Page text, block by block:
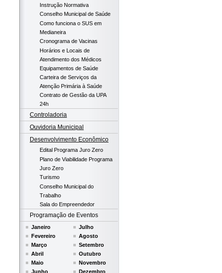
Instrução Normativa
Conselho Municipal de Saúde
Como funciona o SUS em
Medianeira
Cronograma de Vacinas
Horários e Locais de
Atendimento dos Médicos
Equipamentos de Saúde
Carteira de Serviços da
Atenção Primária à Saúde
Contrato de Gestão da UPA
24h
Controladoria
Ouvidoria Municipal
Desenvolvimento Econômico
Edital Programa Juro Zero
Plano de Viabilidade Programa
Juro Zero
Turismo
Conselho Municipal do
Trabalho
Sala do Empreendedor
Programação de Eventos
Janeiro
Fevereiro
Março
Abril
Maio
Junho
Julho
Agosto
Setembro
Outubro
Novembro
Dezembro